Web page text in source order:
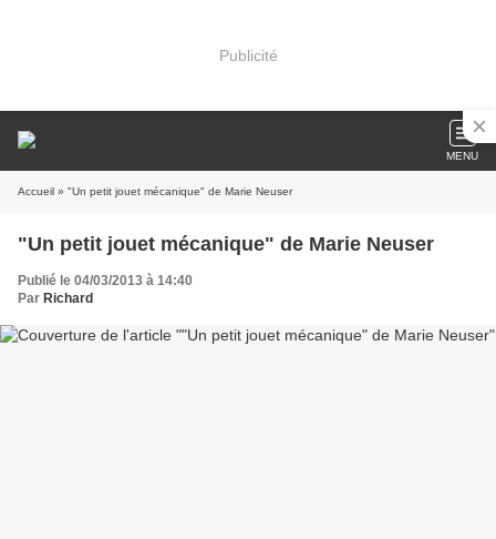
Publicité
MENU
Accueil » "Un petit jouet mécanique" de Marie Neuser
"Un petit jouet mécanique" de Marie Neuser
Publié le 04/03/2013 à 14:40
Par Richard